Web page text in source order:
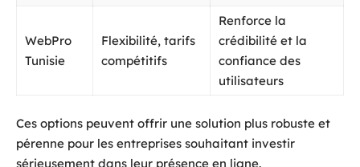
WebPro
Tunisie
Flexibilité, tarifs
compétitifs
Renforce la
crédibilité et la
confiance des
utilisateurs
Ces options peuvent offrir une solution plus robuste et
pérenne pour les entreprises souhaitant investir
sérieusement dans leur présence en ligne.